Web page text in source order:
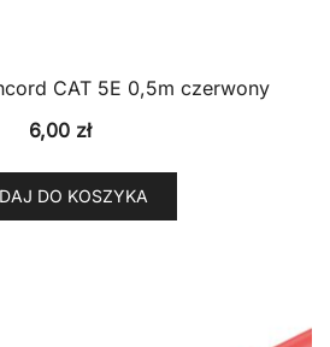
CAT 5E 0,5m czerwony
6,00 zł
DO KOSZYKA